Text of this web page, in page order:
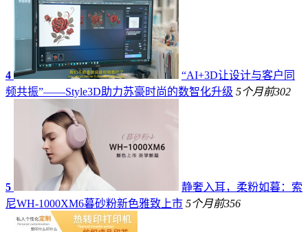
4
“AI+3D让设计与客户同
频共振”——Style3D助力苏豪时尚的数智化升级 5个月前302
5
静奢入耳，柔粉如暮：索
尼WH-1000XM6暮砂粉新色雅致上市 5个月前356